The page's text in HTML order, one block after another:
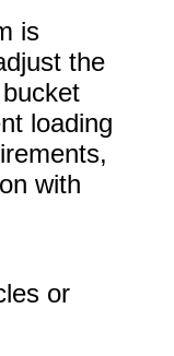
is
the
loading
with
or